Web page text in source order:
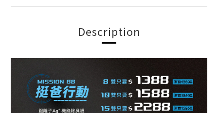
Description